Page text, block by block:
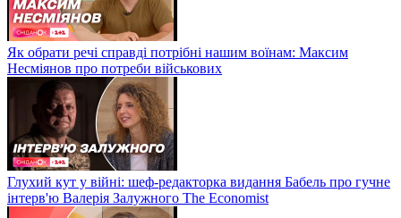
Як обрати речі справді потрібні нашим воїнам: Максим
Несміянов про потреби військових
Глухий кут у війні: шеф-редакторка видання Бабель про гучне
інтерв'ю Валерія Залужного The Economist